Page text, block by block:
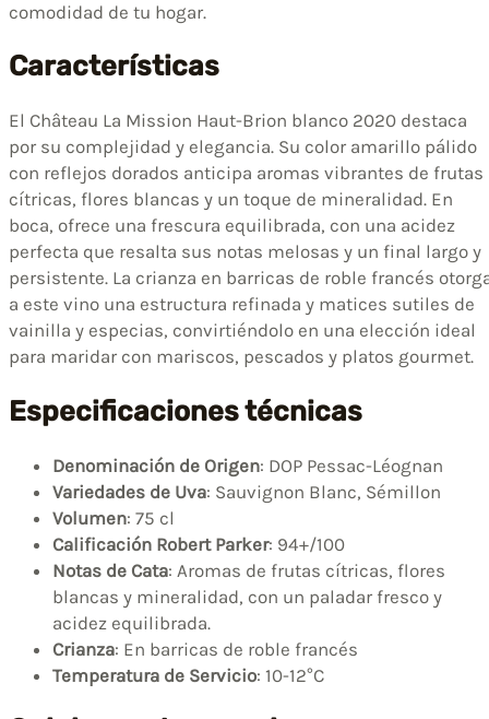
comodidad de tu hogar.
Características
El Château La Mission Haut-Brion blanco 2020 destaca
por su complejidad y elegancia. Su color amarillo pálido
con reflejos dorados anticipa aromas vibrantes de frutas
cítricas, flores blancas y un toque de mineralidad. En
boca, ofrece una frescura equilibrada, con una acidez
perfecta que resalta sus notas melosas y un final largo y
persistente. La crianza en barricas de roble francés
a este vino una estructura refinada y matices sutiles de
vainilla y especias, convirtiéndolo en una elección ideal
para maridar con mariscos, pescados y platos gourmet.
Especificaciones técnicas
Denominación de Origen: DOP Pessac-Léognan
Variedades de Uva: Sauvignon Blanc, Sémillon
Volumen: 75 cl
Calificación Robert Parker: 94+/100
Notas de Cata: Aromas de frutas cítricas, flores
blancas y mineralidad, con un paladar fresco y
acidez equilibrada.
Crianza: En barricas de roble francés
Temperatura de Servicio: 10-12°C